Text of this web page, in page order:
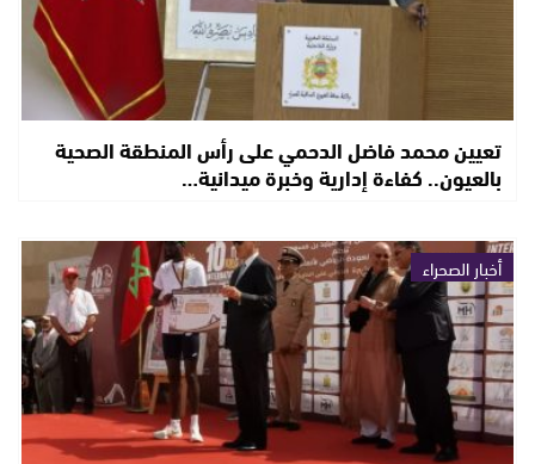
تعيين محمد فاضل الدحمي على رأس المنطقة الصحية
بالعيون.. كفاءة إدارية وخبرة ميدانية…
أخبار الصحراء